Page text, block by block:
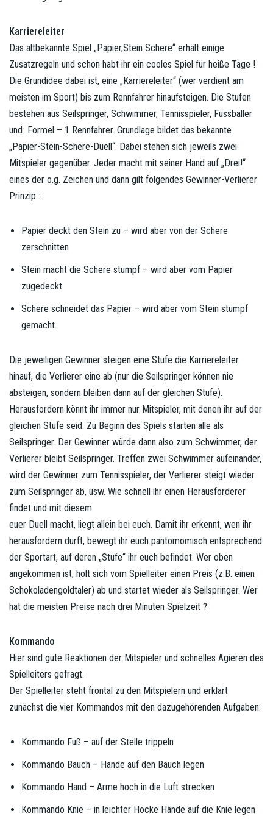
Karriereleiter
Das altbekannte Spiel „Papier,Stein Schere“ erhält einige
Zusatzregeln und schon habt ihr ein cooles Spiel für heiße Tage !
Die Grundidee dabei ist, eine „Karriereleiter“ (wer verdient am
meisten im Sport) bis zum Rennfahrer hinaufsteigen. Die Stufen
bestehen aus Seilspringer, Schwimmer, Tennisspieler, Fussballer
und Formel – 1 Rennfahrer. Grundlage bildet das bekannte
„Papier-Stein-Schere-Duell“. Dabei stehen sich jeweils zwei
Mitspieler gegenüber. Jeder macht mit seiner Hand auf „Drei!“
eines der o.g. Zeichen und dann gilt folgendes Gewinner-Verlierer
Prinzip :
Papier deckt den Stein zu – wird aber von der Schere
zerschnitten
Stein macht die Schere stumpf – wird aber vom Papier
zugedeckt
Schere schneidet das Papier – wird aber vom Stein stumpf
gemacht.
Die jeweiligen Gewinner steigen eine Stufe die Karriereleiter
hinauf, die Verlierer eine ab (nur die Seilspringer können nie
absteigen, sondern bleiben dann auf der gleichen Stufe).
Herausfordern könnt ihr immer nur Mitspieler, mit denen ihr auf der
gleichen Stufe seid. Zu Beginn des Spiels starten alle als
Seilspringer. Der Gewinner würde dann also zum Schwimmer, der
Verlierer bleibt Seilspringer. Treffen zwei Schwimmer aufeinander,
wird der Gewinner zum Tennisspieler, der Verlierer steigt wieder
zum Seilspringer ab, usw. Wie schnell ihr einen Herausforderer
findet und mit diesem
euer Duell macht, liegt allein bei euch. Damit ihr erkennt, wen ihr
herausfordern dürft, bewegt ihr euch pantomomisch entsprechend
der Sportart, auf deren „Stufe“ ihr euch befindet. Wer oben
angekommen ist, holt sich vom Spielleiter einen Preis (z.B. einen
Schokoladengoldtaler) ab und startet wieder als Seilspringer. Wer
hat die meisten Preise nach drei Minuten Spielzeit ?
Kommando
Hier sind gute Reaktionen der Mitspieler und schnelles Agieren des
Spielleiters gefragt.
Der Spielleiter steht frontal zu den Mitspielern und erklärt
zunächst die vier Kommandos mit den dazugehörenden Aufgaben:
Kommando Fuß – auf der Stelle trippeln
Kommando Bauch – Hände auf den Bauch legen
Kommando Hand – Arme hoch in die Luft strecken
Kommando Knie – in leichter Hocke Hände auf die Knie legen